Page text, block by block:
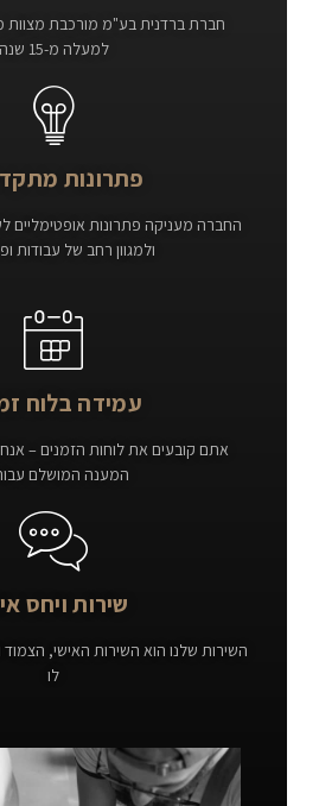
חברת ברדנית בע"מ מורכבת מצוות
למעלה מ-15 שנה
פתרונות
החברה מעניקה פתרונות אופטימליים
ולמגוון רחב של עבודות
עמידה בלוח
אתם קובעים את לוחות הזמנים –
המענה המושלם
שירות ויחס
השירות שלנו הוא השירות האישי,
לו